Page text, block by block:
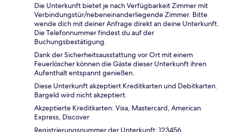
Die Unterkunft bietet je nach Verfügbarkeit Zimmer mit
Verbindungstür/nebeneinanderliegende Zimmer. Bitte
wende dich mit deiner Anfrage direkt an deine Unterkunft.
Die Telefonnummer findest du auf der
Buchungsbestätigung.
Dank der Sicherheitsausstattung vor Ort mit einem
Feuerlöscher können die Gäste dieser Unterkunft ihren
Aufenthalt entspannt genießen.
Diese Unterkunft akzeptiert Kreditkarten und Debitkarten.
Bargeld wird nicht akzeptiert.
Akzeptierte Kreditkarten: Visa, Mastercard, American
Express, Discover
Registrierungsnummer der Unterkunft: 123456